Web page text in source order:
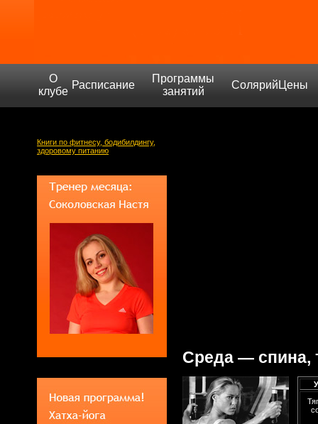
О
клубе
Расписание
Программы
занятий
Солярий Цены
Книги по фитнесу, бодибилдингу,
здоровому питанию
Среда — спина,